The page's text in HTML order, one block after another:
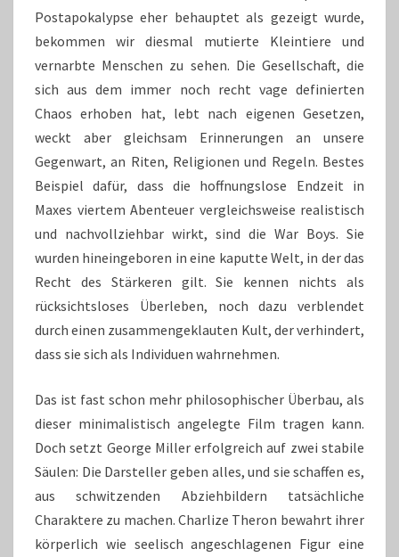
Postapokalypse eher behauptet als gezeigt wurde,
bekommen wir diesmal mutierte Kleintiere und
vernarbte Menschen zu sehen. Die Gesellschaft, die
sich aus dem immer noch recht vage definierten
Chaos erhoben hat, lebt nach eigenen Gesetzen,
weckt aber gleichsam Erinnerungen an unsere
Gegenwart, an Riten, Religionen und Regeln. Bestes
Beispiel dafür, dass die hoffnungslose Endzeit in
Maxes viertem Abenteuer vergleichsweise realistisch
und nachvollziehbar wirkt, sind die War Boys. Sie
wurden hineingeboren in eine kaputte Welt, in der das
Recht des Stärkeren gilt. Sie kennen nichts als
rücksichtsloses Überleben, noch dazu verblendet
durch einen zusammengeklauten Kult, der verhindert,
dass sie sich als Individuen wahrnehmen.
Das ist fast schon mehr philosophischer Überbau, als
dieser minimalistisch angelegte Film tragen kann.
Doch setzt George Miller erfolgreich auf zwei stabile
Säulen: Die Darsteller geben alles, und sie schaffen es,
aus schwitzenden Abziehbildern tatsächliche
Charaktere zu machen. Charlize Theron bewahrt ihrer
körperlich wie seelisch angeschlagenen Figur eine